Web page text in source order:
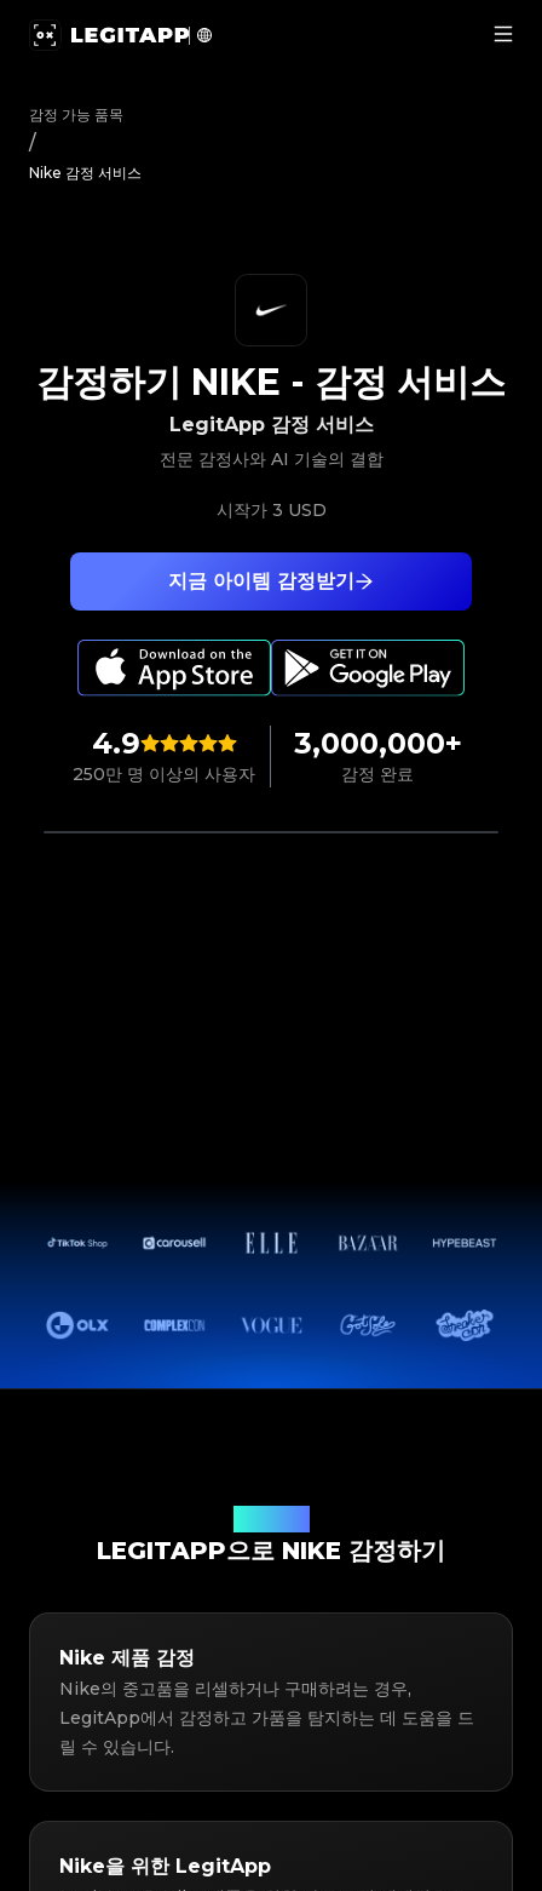
감정 가능 품목
/
Nike 감정 서비스
4.9
250만 명 이상의 사용자
3,000,000+
감정 완료
지금 아이템 감정받기
LegitApp 감정 서비스
전문 감정사와 AI 기술의 결합
시작가 3 USD
감정하기 NIKE - 감정 서비스
LEGITAPP으로 NIKE 감정하기
Nike 제품 감정
Nike의 중고품을 리셀하거나 구매하려는 경우,
LegitApp에서 감정하고 가품을 탐지하는 데 도움을 드
릴 수 있습니다.
Nike을 위한 LegitApp